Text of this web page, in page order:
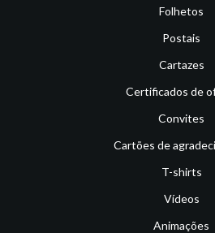
Folhetos
Postais
Cartazes
Certificados de
Convites
Cartões de
T-shirts
Vídeos
Animações